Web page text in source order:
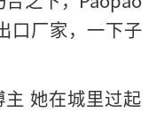
口厂家，一下子